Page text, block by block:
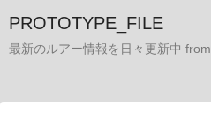
PROTOTYPE_FILE
最新のルアー情報を日々更新中